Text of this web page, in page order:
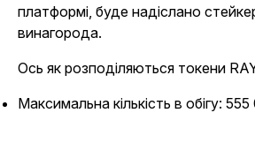
платформі, буде надіслано
винагорода.
Ось як розподіляються токени
Максимальна кількість в обігу: